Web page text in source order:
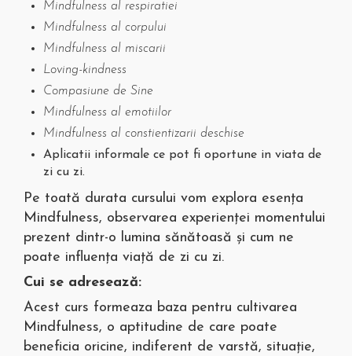
Mindfulness al respiratiei
Mindfulness al corpului
Mindfulness al miscarii
Loving-kindness
Compasiune de Sine
Mindfulness al emotiilor
Mindfulness al constientizarii deschise
Aplicatii informale ce pot fi oportune in viata de
zi cu zi.
Pe toată durata cursului vom explora esența
Mindfulness, observarea experienței momentului
prezent dintr-o lumina sănătoasă și cum ne
poate influența viață de zi cu zi.
Cui se adresează:
Acest curs formeaza baza pentru cultivarea
Mindfulness, o aptitudine de care poate
beneficia oricine, indiferent de varstă, situație,